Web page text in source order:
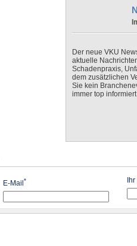
Der neue VKU
aktuelle
Schadenpraxis,
dem zusätzlichen
Sie kein
immer top
E-Mail* Ihr